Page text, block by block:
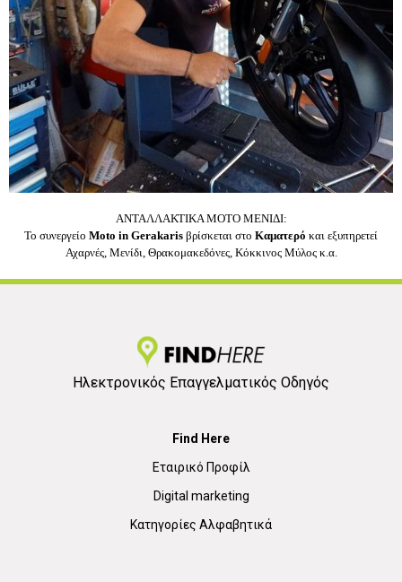
ΑΝΤΑΛΛΑΚΤΙΚΑ MOTO ΜΕΝΙΔΙ:
Το συνεργείο Moto in Gerakaris βρίσκεται στο Καματερό και εξυπηρετεί
Αχαρνές, Μενίδι, Θρακομακεδόνες, Κόκκινος Μύλος κ.α.
Ηλεκτρονικός Επαγγελματικός Οδηγός
Find Here
Εταιρικό Προφίλ
Digital marketing
Κατηγορίες Αλφαβητικά